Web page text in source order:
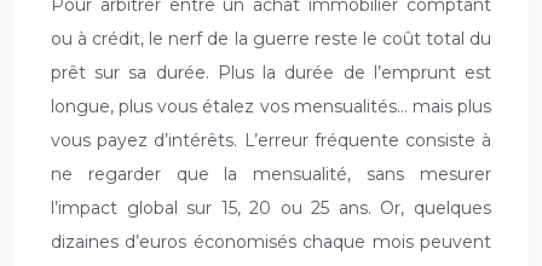
Pour arbitrer entre un achat immobilier comptant
ou à crédit, le nerf de la guerre reste le coût total du
prêt sur sa durée. Plus la durée de l’emprunt est
longue, plus vous étalez vos mensualités… mais plus
vous payez d’intérêts. L’erreur fréquente consiste à
ne regarder que la mensualité, sans mesurer
l’impact global sur 15, 20 ou 25 ans. Or, quelques
dizaines d’euros économisés chaque mois peuvent